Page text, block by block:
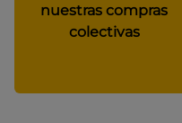
nuestras compras
colectivas